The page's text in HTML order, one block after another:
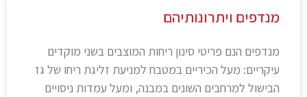
מנדפים ויתרונותיהם
מנדפים הנם פריטי סינון ריחות המוצבים בשני מוקדים
עיקריים: מעל הכיריים במטבח למניעת זליגת ריחו של גז
הבישול למרחבים השונים במבנה, ומעל עמדות ניסויים